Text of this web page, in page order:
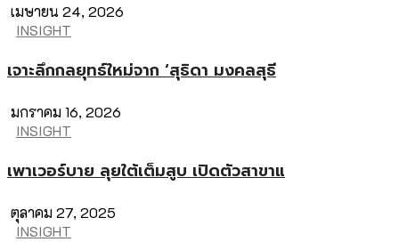
เมษายน 24, 2026
INSIGHT
เจาะลึกกลยุทธ์ใหม่จาก ‘สุธิดา มงคลสุธี
มกราคม 16, 2026
INSIGHT
เพาเวอร์บาย ลุยใต้เต็มสูบ เปิดตัวสาขาแ
ตุลาคม 27, 2025
INSIGHT